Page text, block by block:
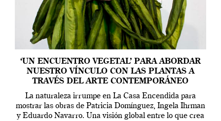
‘UN ENCUENTRO VEGETAL’ PARA ABORDAR
NUESTRO VÍNCULO CON LAS PLANTAS A
TRAVÉS DEL ARTE CONTEMPORÁNEO
La naturaleza irrumpe en La Casa Encendida para
mostrar las obras de Patricia Domínguez, Ingela Ihrman
y Eduardo Navarro. Una visión global entre lo que crea